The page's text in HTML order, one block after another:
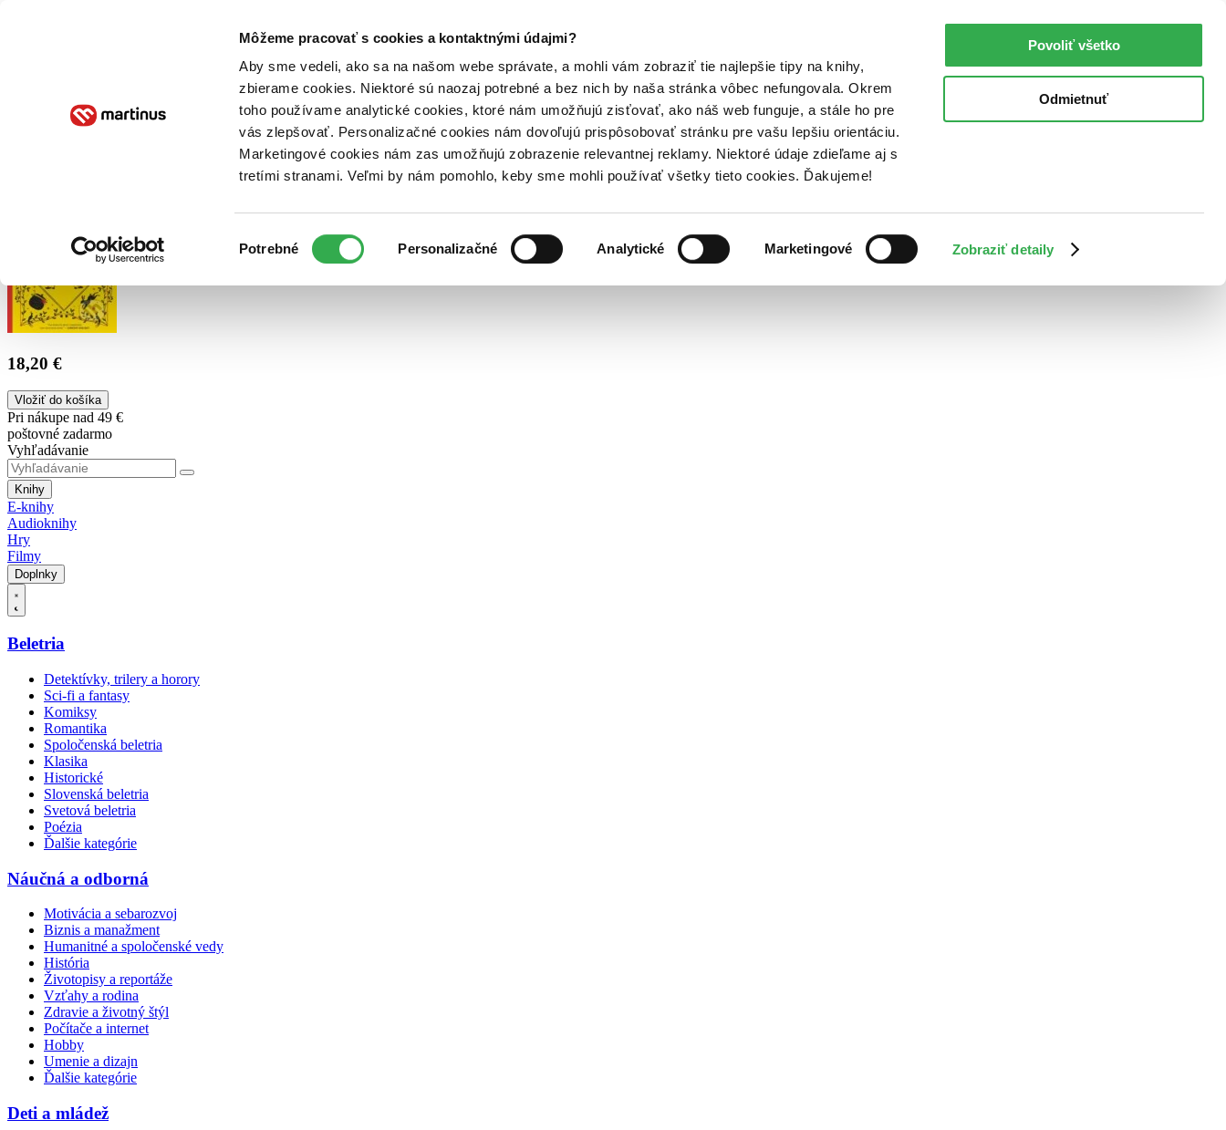
Môžeme pracovať s cookies a kontaktnými údajmi?
Aby sme vedeli, ako sa na našom webe správate, a mohli vám zobraziť tie najlepšie tipy na knihy,
zbierame cookies. Niektoré sú naozaj potrebné a bez nich by naša stránka vôbec nefungovala. Okrem
toho používame analytické cookies, ktoré nám umožňujú zisťovať, ako náš web funguje, a stále ho pre
vás zlepšovať. Personalizačné cookies nám dovoľujú prispôsobovať stránku pre vašu lepšiu orientáciu.
Marketingové cookies nám zas umožňujú zobrazenie relevantnej reklamy. Niektoré údaje zdieľame aj s
tretími stranami. Veľmi by nám pomohlo, keby sme mohli používať všetky tieto cookies. Ďakujeme!
súhlasu
Potrebné Personalizačné Analytické Marketingové Zobraziť detaily
Povoliť všetko
Odmietnuť
Poukážky Kontakt
18,20 €
Vložiť do košíka
Pri nákupe nad 49 €
poštovné zadarmo
Vyhľadávanie
Knihy
E-knihy
Audioknihy
Hry
Filmy
Doplnky
Beletria
Detektívky, trilery a horory
Sci-fi a fantasy
Komiksy
Romantika
Spoločenská beletria
Klasika
Historické
Slovenská beletria
Svetová beletria
Poézia
Ďalšie kategórie
Náučná a odborná
Motivácia a sebarozvoj
Biznis a manažment
Humanitné a spoločenské vedy
História
Životopisy a reportáže
Vzťahy a rodina
Zdravie a životný štýl
Počítače a internet
Hobby
Umenie a dizajn
Ďalšie kategórie
Deti a mládež